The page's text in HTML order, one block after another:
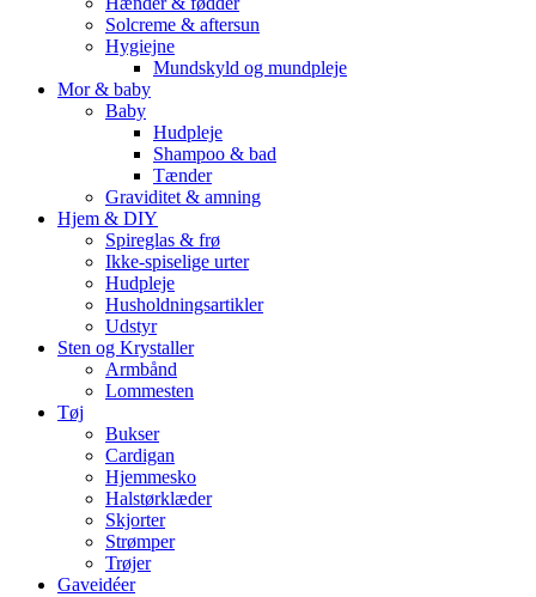
Solcreme & aftersun
Hygiejne
Mundskyld og mundpleje
Mor & baby
Baby
Hudpleje
Shampoo & bad
Tænder
Graviditet & amning
Hjem & DIY
Spireglas & frø
Ikke-spiselige urter
Hudpleje
Husholdningsartikler
Udstyr
Sten og Krystaller
Armbånd
Lommesten
Tøj
Bukser
Cardigan
Hjemmesko
Halstørklæder
Skjorter
Strømper
Trøjer
Gaveidéer